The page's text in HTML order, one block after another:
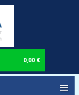
0,00 €